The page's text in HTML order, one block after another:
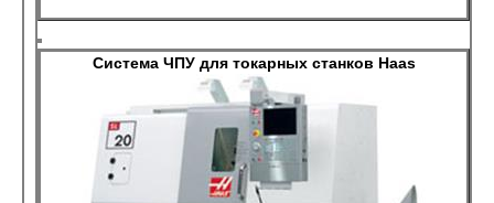
Система ЧПУ для токарных станков Haas